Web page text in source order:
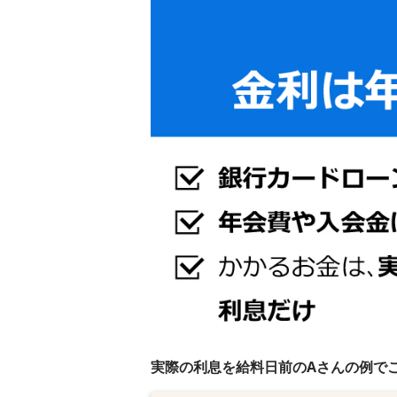
実際の利息を給料日前のAさんの例で